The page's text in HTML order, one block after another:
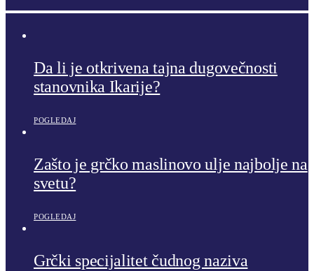
Da li je otkrivena tajna dugovečnosti
stanovnika Ikarije?
POGLEDAJ
Zašto je grčko maslinovo ulje najbolje na
svetu?
POGLEDAJ
Grčki specijalitet čudnog naziva